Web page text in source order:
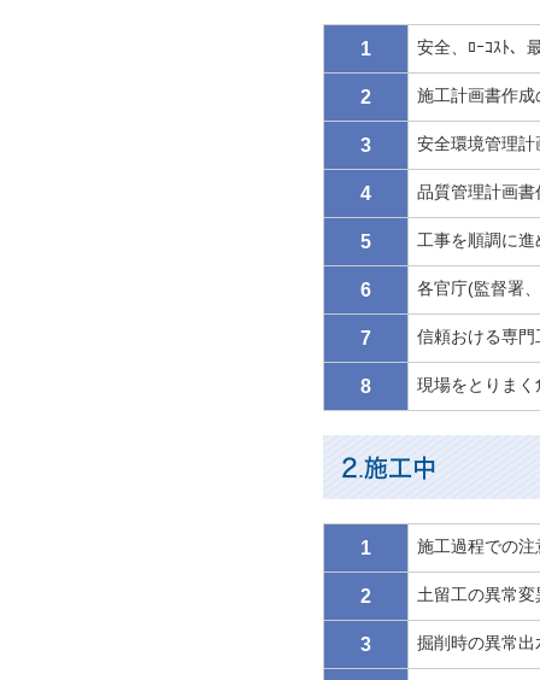
1 安全、ﾛｰｺｽﾄ、
2 施工計画書作成
3 安全環境管理
4 品質管理計画
5 工事を順調に
6 各官庁(監督署
7 信頼おける専
8 現場をとりま
2.施工中
1 施工過程での注
2 土留工の異常変
3 掘削時の異常